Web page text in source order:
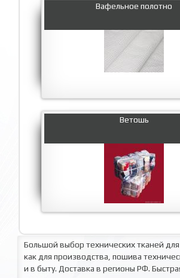
Вафельное полотно
Ветошь
Большой выбор технических тканей
как для производства, пошива
и в быту. Доставка в регионы РФ.